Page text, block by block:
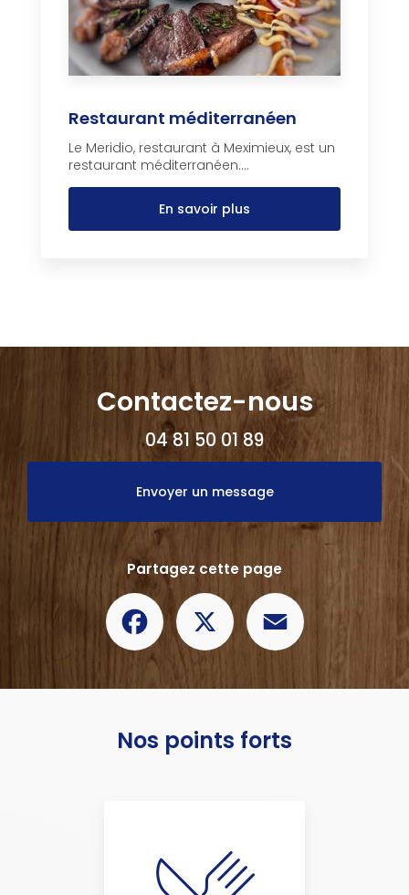
Restaurant méditerranéen
Le Meridio, restaurant à Meximieux, est un
restaurant méditerranéen....
En savoir plus
Contactez-nous
04 81 50 01 89
Envoyer un message
Partagez cette page
Facebook
Nos points forts